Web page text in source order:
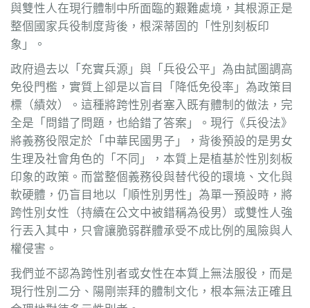
與雙性人在現行體制中所面臨的艱難處境，其根源正是
整個國家兵役制度背後，根深蒂固的「性別刻板印
象」。
政府過去以「充實兵源」與「兵役公平」為由試圖調高
免役門檻，實質上卻是以盲目「降低免役率」為政策目
標（績效）。這種將跨性別者塞入既有體制的做法，完
全是「問錯了問題，也給錯了答案」。現行《兵役法》
將義務役限定於「中華民國男子」，背後預設的是男女
生理及社會角色的「不同」，本質上是植基於性別刻板
印象的政策。而當整個義務役與替代役的環境、文化與
軟硬體，仍盲目地以「順性別男性」為單一預設時，將
跨性別女性（持續在公文中被錯稱為役男）或雙性人強
行丟入其中，只會讓脆弱群體承受不成比例的風險與人
權侵害。
我們並不認為跨性別者或女性在本質上無法服役，而是
現行性別二分、陽剛崇拜的體制文化，根本無法正確且